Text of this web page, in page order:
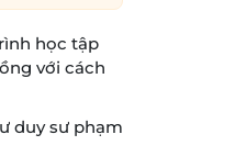
học tập
với cách
duy sư phạm